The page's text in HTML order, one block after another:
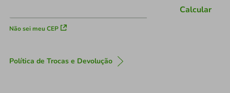
Não sei meu CEP
Calcular
Política de Trocas e Devolução